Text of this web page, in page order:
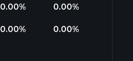
0.00% 0.00%
0.00% 0.00%